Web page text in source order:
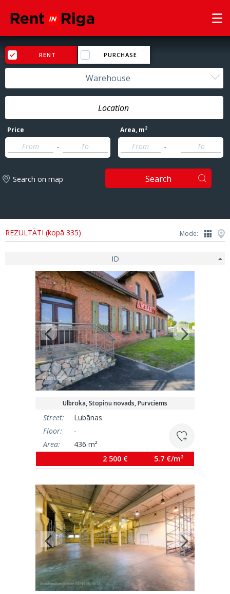
RENT PURCHASE
Warehouse
Price
-
Area, m2
-
Search on map Search
REZULTĀTI (kopā 335) Mode:
ID
Ulbroka, Stopiņu novads, Purvciems
Street:
Lubānas
Floor:
-
Area:
436 m²
2 500 €
5.7 €/m²